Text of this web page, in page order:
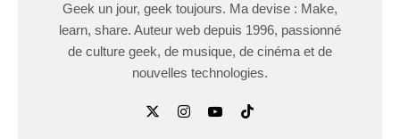
Geek un jour, geek toujours. Ma devise : Make,
learn, share. Auteur web depuis 1996, passionné
de culture geek, de musique, de cinéma et de
nouvelles technologies.